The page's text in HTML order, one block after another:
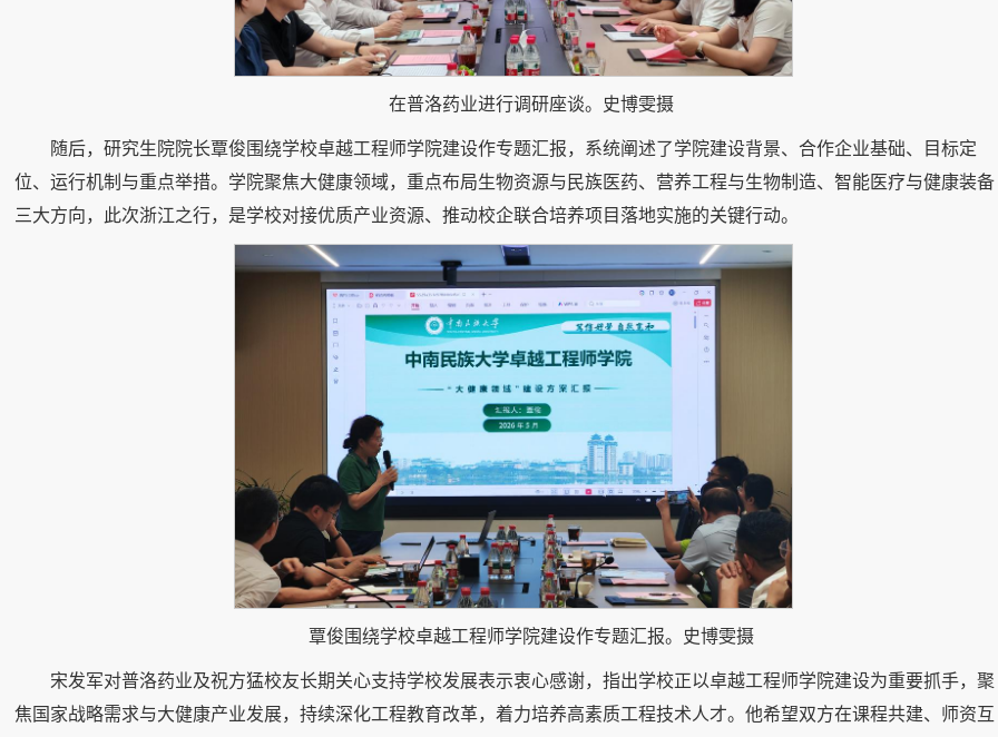
在普洛药业进行调研座谈。史博雯摄
随后，研究生院院长覃俊围绕学校卓越工程师学院建设作专题汇报，系统阐述了学院建设背景、合作企业基础、目标定
位、运行机制与重点举措。学院聚焦大健康领域，重点布局生物资源与民族医药、营养工程与生物制造、智能医疗与健康装备
三大方向，此次浙江之行，是学校对接优质产业资源、推动校企联合培养项目落地实施的关键行动。
覃俊围绕学校卓越工程师学院建设作专题汇报。史博雯摄
宋发军对普洛药业及祝方猛校友长期关心支持学校发展表示衷心感谢，指出学校正以卓越工程师学院建设为重要抓手，聚
焦国家战略需求与大健康产业发展，持续深化工程教育改革，着力培养高素质工程技术人才。他希望双方在课程共建、师资互